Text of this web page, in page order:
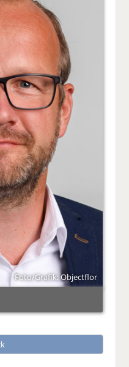
Foto/Grafik: Objectflor